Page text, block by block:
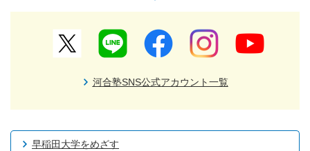
河合塾SNS公式アカウント一覧
早稲田大学をめざす